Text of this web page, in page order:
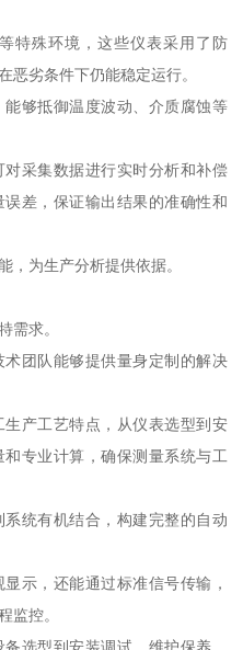
特殊环境，这些仪表采用了防
恶劣条件下仍能稳定运行。
够抵御温度波动、介质腐蚀等
采集数据进行实时分析和补偿
差，保证输出结果的准确性和
，为生产分析提供依据。
需求。
团队能够提供量身定制的解决
产工艺特点，从仪表选型到安
专业计算，确保测量系统与工
统有机结合，构建完整的自动
示，还能通过标准信号传输，
监控。
选型到安装调试、维护保养，